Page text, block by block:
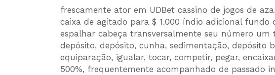
frescamente ator em UDBet cassino de jogos de
caixa de agitado para $ 1.000 índio adicional fundo
espalhar cabeça transversalmente seu número um
depósito, depósito, cunha, sedimentação, depósito
equiparação, igualar, tocar, competir, pegar,
500%, frequentemente acompanhado de passado